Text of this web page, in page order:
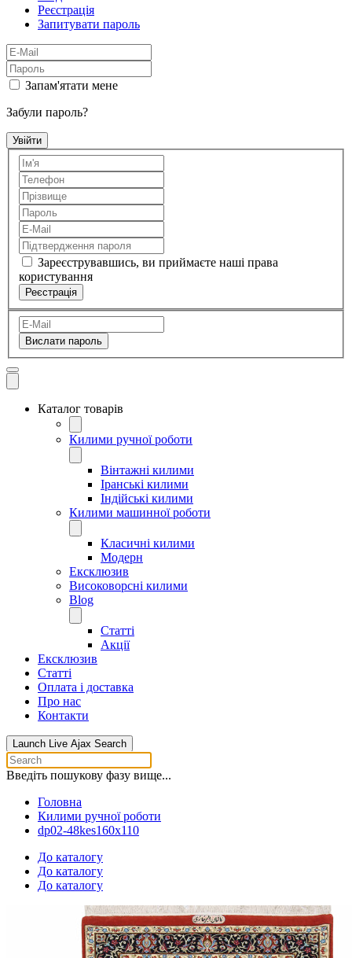
Реєстрація
Запитувати пароль
Запам'ятати мене
Забули пароль?
Зареєструвавшись, ви приймаєте наші права
користування
Каталог товарів
Килими ручної роботи
Вінтажні килими
Іранські килими
Індійські килими
Килими машинної роботи
Класичні килими
Модерн
Ексклюзив
Високоворсні килими
Blog
Статті
Акції
Ексклюзив
Статті
Оплата і доставка
Про нас
Контакти
Launch Live Ajax Search
Введіть пошукову фазу вище...
Головна
Килими ручної роботи
dp02-48kes160x110
До каталогу
До каталогу
До каталогу